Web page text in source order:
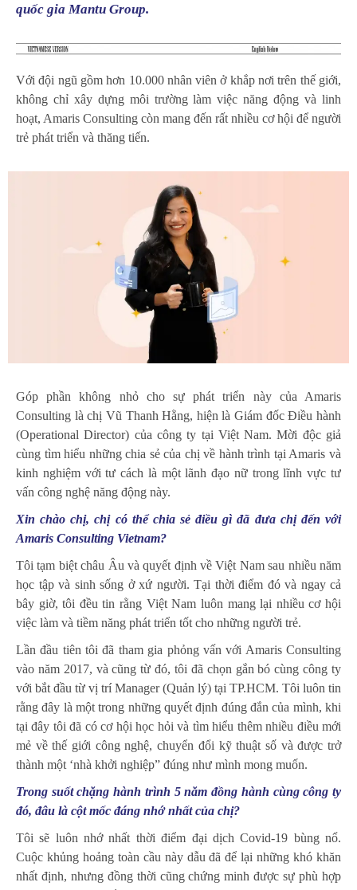
quốc gia Mantu Group.
Với đội ngũ gồm hơn 10.000 nhân viên ở khắp nơi trên thế giới,
không chỉ xây dựng môi trường làm việc năng động và linh
hoạt, Amaris Consulting còn mang đến rất nhiều cơ hội để người
trẻ phát triển và thăng tiến.
Góp phần không nhỏ cho sự phát triển này của Amaris
Consulting là chị Vũ Thanh Hằng, hiện là Giám đốc Điều hành
(Operational Director) của công ty tại Việt Nam. Mời độc giả
cùng tìm hiểu những chia sẻ của chị về hành trình tại Amaris và
kinh nghiệm với tư cách là một lãnh đạo nữ trong lĩnh vực tư
vấn công nghệ năng động này.
Xin chào chị, chị có thể chia sẻ điều gì đã đưa chị đến với
Amaris Consulting Vietnam?
Tôi tạm biệt châu Âu và quyết định về Việt Nam sau nhiều năm
học tập và sinh sống ở xứ người. Tại thời điểm đó và ngay cả
bây giờ, tôi đều tin rằng Việt Nam luôn mang lại nhiều cơ hội
việc làm và tiềm năng phát triển tốt cho những người trẻ.
Lần đầu tiên tôi đã tham gia phỏng vấn với Amaris Consulting
vào năm 2017, và cũng từ đó, tôi đã chọn gắn bó cùng công ty
với bắt đầu từ vị trí Manager (Quản lý) tại TP.HCM. Tôi luôn tin
rằng đây là một trong những quyết định đúng đắn của mình, khi
tại đây tôi đã có cơ hội học hỏi và tìm hiểu thêm nhiều điều mới
mẻ về thế giới công nghệ, chuyển đổi kỹ thuật số và được trở
thành một ‘nhà khởi nghiệp” đúng như mình mong muốn.
Trong suốt chặng hành trình 5 năm đồng hành cùng công ty
đó, đâu là cột mốc đáng nhớ nhất của chị?
Tôi sẽ luôn nhớ nhất thời điểm đại dịch Covid-19 bùng nổ.
Cuộc khủng hoảng toàn cầu này dẫu đã để lại những khó khăn
nhất định, nhưng đồng thời cũng chứng minh được sự phù hợp